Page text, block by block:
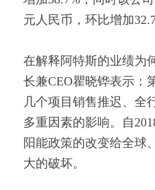
元人民币，环比增加
在解释阿特斯的业绩为
长兼CEO瞿晓铧表示：
几个项目销售推迟、全
多重因素的影响。自
阳能政策的改变给全球
大的破坏。